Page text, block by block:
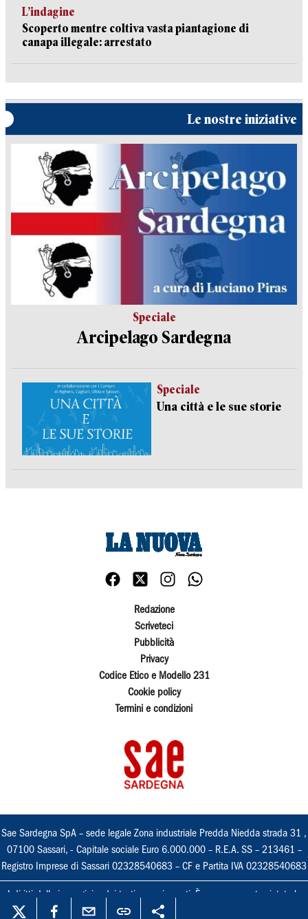
L’indagine
Scoperto mentre coltiva vasta piantagione di
canapa illegale: arrestato
Le nostre iniziative
Speciale
Arcipelago Sardegna
Speciale
Una città e le sue storie
Redazione
Scriveteci
Pubblicità
Privacy
Codice Etico e Modello 231
Cookie policy
Termini e condizioni
Sae Sardegna SpA – sede legale Zona industriale Predda Niedda strada 31 ,
07100 Sassari, - Capitale sociale Euro 6.000.000 – R.E.A. SS – 213461 –
Registro Imprese di Sassari 02328540683 – CF e Partita IVA 02328540683
I diritti delle immagini e dei testi sono riservati. È espressamente vietata la
loro riproduzione con qualsiasi mezzo e l'adattamento totale o parziale.